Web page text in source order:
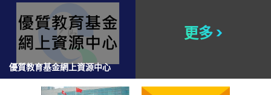
優質教育基金網上資源中心
更多 >